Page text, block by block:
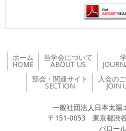
ホーム
HOME
当学会について
ABOUT US
部会・関連サイト
SECTION
入会の
JOIN
一般社団法人日本太陽
〒151-0053 東京都渋
バロール代々